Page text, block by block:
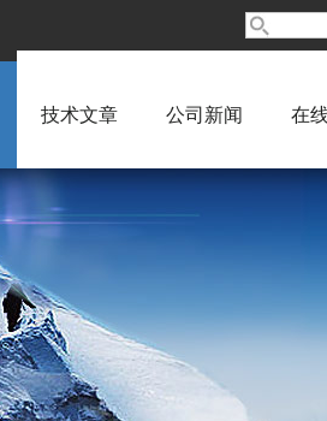
技术文章 公司新闻 在